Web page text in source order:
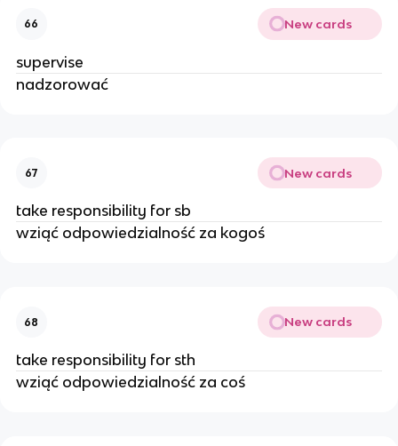
66 New cards
supervise
nadzorować
67 New cards
take responsibility for sb
wziąć odpowiedzialność za kogoś
68 New cards
take responsibility for sth
wziąć odpowiedzialność za coś